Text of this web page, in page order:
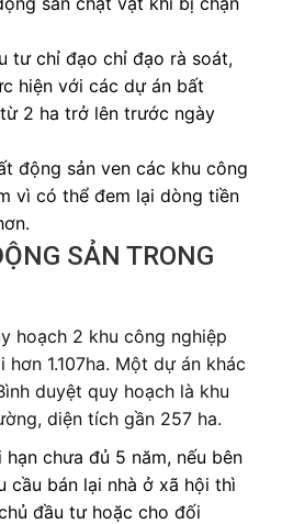
tư chỉ đạo chỉ đạo rà soát,
hiện với các dự án bất
2 ha trở lên trước ngày
động sản ven các khu công
vì có thể đem lại dòng tiền
SẢN TRONG
hoạch 2 khu công nghiệp
hơn 1.107ha. Một dự án khác
duyệt quy hoạch là khu
diện tích gần 257 ha.
chưa đủ 5 năm, nếu bên
cầu bán lại nhà ở xã hội thì
đầu tư hoặc cho đối